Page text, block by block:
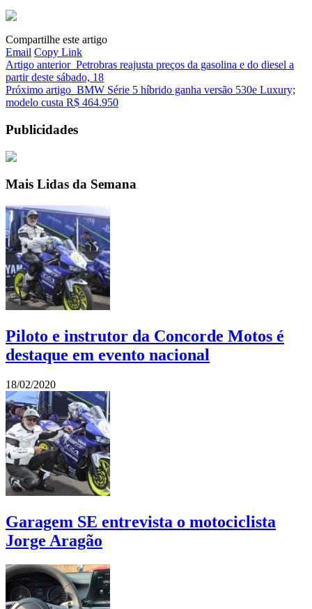
Compartilhe este artigo
Email Copy Link
Artigo anterior Petrobras reajusta preços da gasolina e do diesel a
partir deste sábado, 18
Próximo artigo BMW Série 5 híbrido ganha versão 530e Luxury;
modelo custa R$ 464.950
Publicidades
Mais Lidas da Semana
Piloto e instrutor da Concorde Motos é
destaque em evento nacional
18/02/2020
Garagem SE entrevista o motociclista
Jorge Aragão